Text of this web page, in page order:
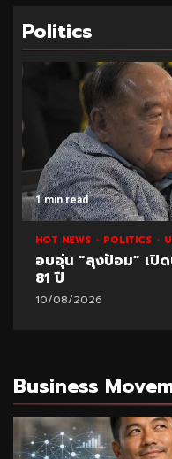
Politics
1 min read
HOT NEWS POLITICS
อบอุ่น “ลุงป้อม” เปิ
81 ปี
10/08/2026
Business